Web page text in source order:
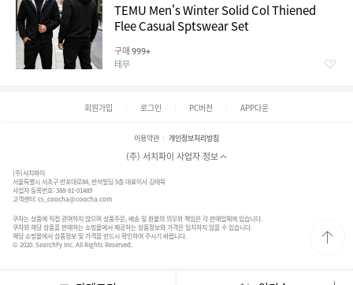
TEMU Men's Winter Solid Col Thiened
Flee Casual Sptswear Set
구매 999+
테무
회원가입 로그인 PC버전 APP다운
이용약관 개인정보처리방침
(주) 서치파이 사업자 정보
(주)서치파이
서울특별시 서초구 반포대로88, 반석빌딩 5층 대표이사 김태묵
사업자 등록번호: 388-81-01489
고객센터:cs_coocha@coocha.com
쿠차는 상품에 직접 관여하지 않으며 상품주문, 배송 및 환불의 의무와 책임은 각 판매업체에 있습니다.
쿠차와 해당 상품을 판매하는 쇼핑몰에서 제공하는 상품정보와 가격은 일치하지 않을 수 있습니다.
해당 쇼핑몰에서 상품정보 및 가격을 반드시 확인하여 주시기 바랍니다.
© 2020. SearchFy Inc. All Rights Reserved.